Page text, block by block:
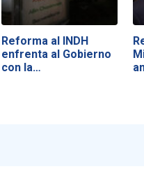
Reforma al INDH
enfrenta al Gobierno
con la…